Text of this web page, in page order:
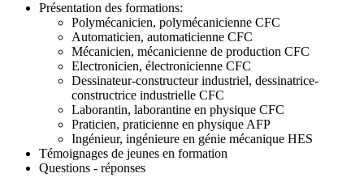
Présentation des formations:
Polymécanicien, polymécanicienne CFC
Automaticien, automaticienne CFC
Mécanicien, mécanicienne de production CFC
Electronicien, électronicienne CFC
Dessinateur-constructeur industriel, dessinatrice-
constructrice industrielle CFC
Laborantin, laborantine en physique CFC
Praticien, praticienne en physique AFP
Ingénieur, ingénieure en génie mécanique HES
Témoignages de jeunes en formation
Questions - réponses